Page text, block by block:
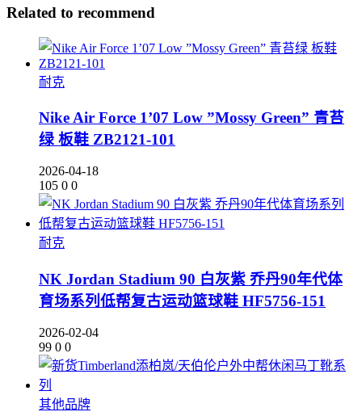
Related to recommend
耐克
Nike Air Force 1’07 Low ”Mossy Green” 青苔
绿 板鞋 ZB2121-101
2026-04-18
105 0 0
耐克
NK Jordan Stadium 90 白灰紫 乔丹90年代体
育场系列低帮复古运动篮球鞋 HF5756-151
2026-02-04
99 0 0
其他品牌